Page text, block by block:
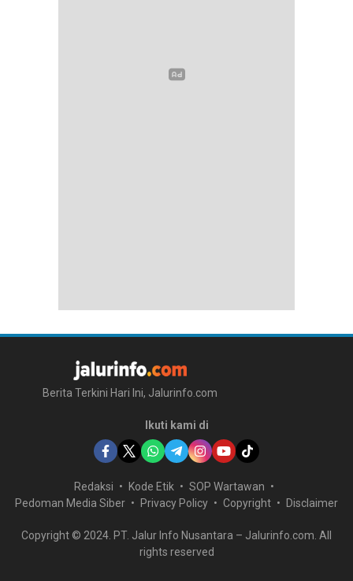
Berita Terkini Hari Ini, Jalurinfo.com
Ikuti kami di
Redaksi Kode Etik
SOP Wartawan
Pedoman Media Siber
Privacy Policy Copyright Disclaimer
Copyright © 2024. PT. Jalur Info Nusantara – Jalurinfo.com. All
rights reserved